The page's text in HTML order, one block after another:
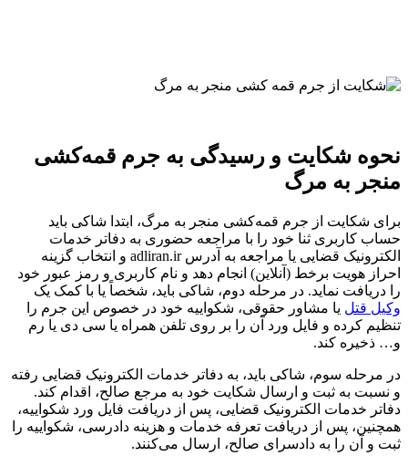
نحوه شکایت و رسیدگی به جرم قمه‌کشی
منجر به مرگ
برای شکایت از جرم قمه‌کشی منجر به مرگ، ابتدا شاکی باید
حساب کاربری ثنا خود را با مراجعه حضوری به دفاتر خدمات
الکترونیک قضایی یا مراجعه به آدرس adliran.ir و انتخاب گزینه
احراز هویت برخط (آنلاین) انجام دهد و نام کاربری و رمز عبور خود
را دریافت نماید. در مرحله دوم، شاکی باید، شخصاً یا با کمک یک
وکیل قتل یا مشاور حقوقی، شکواییه خود در خصوص این جرم را
تنظیم کرده و فایل ورد آن را بر روی تلفن همراه یا سی دی یا رم
و… ذخیره کند.
در مرحله سوم، شاکی باید، به دفاتر خدمات الکترونیک قضایی رفته
و نسبت به ثبت و ارسال شکایت خود به مرجع صالح، اقدام کند.
دفاتر خدمات الکترونیک قضایی، پس از دریافت فایل ورد شکواییه،
همچنین، پس از دریافت تعرفه خدمات و هزینه دادرسی، شکواییه را
ثبت و آن را به دادسرای صالح، ارسال می‌کنند.